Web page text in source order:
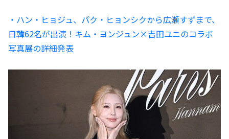
・ハン・ヒョジュ、パク・ヒョンシクから広瀬すずまで、
日韓62名が出演！キム・ヨンジュン×吉田ユニのコラボ
写真展の詳細発表